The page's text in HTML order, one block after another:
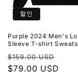
할인
Purple 2024 Men's
Sleeve T-shirt
정
가
$159.00 USD
$79.00 USD